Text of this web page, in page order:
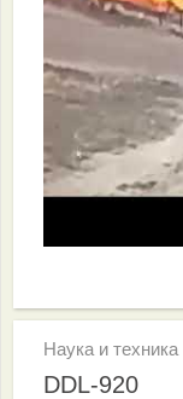
Наука и техника
DDL-920